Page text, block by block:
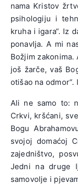
nama Kristov
psihologiju i
kruha i igara“. Iz
ponavlja. A mi
Božjim zakonima.
još žarče, vaš
otišao na odmor“.
Ali ne samo to:
Crkvi, kršćani,
Bogu
svojoj domaćoj
zajedništvo,
Jedni na druge
samovolje i